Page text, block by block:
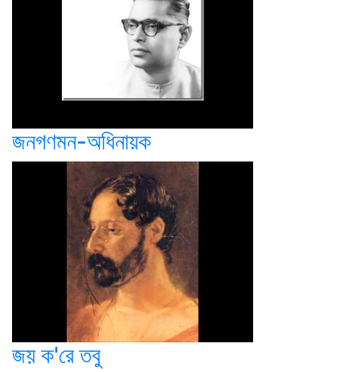
জনগণমন-অধিনায়ক
জয় ক'রে তবু